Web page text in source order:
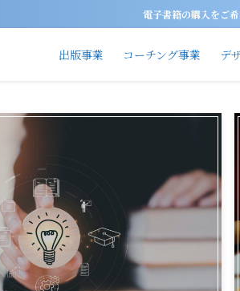
電子書籍の購
出版事業 コーチング事業 デ